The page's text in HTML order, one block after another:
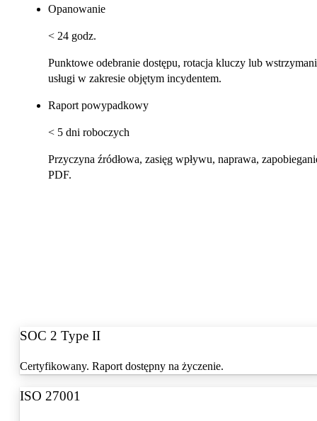
Opanowanie
< 24 godz.
Punktowe odebranie dostępu, rotacja kluczy lub
usługi w zakresie objętym incydentem.
Raport powypadkowy
< 5 dni roboczych
Przyczyna źródłowa, zasięg wpływu, naprawa,
PDF.
SOC 2 Type II
Certyfikowany. Raport dostępny na życzenie.
ISO 27001